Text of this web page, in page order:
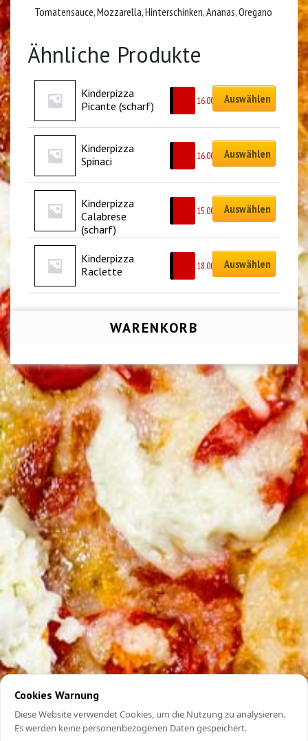
Tomatensauce, Mozzarella, Hinterschinken, Ananas, Oregano
Ähnliche Produkte
Kinderpizza
Picante (scharf)
16.00 Auswählen
Kinderpizza
Spinaci
16.00 Auswählen
Kinderpizza
Calabrese
(scharf)
15.00 Auswählen
Kinderpizza
Raclette
18.00 Auswählen
WARENKORB
Cookies Warnung
Diese Website verwendet Cookies, um die Nutzung zu analysieren.
Es werden keine personenbezogenen Daten gespeichert.